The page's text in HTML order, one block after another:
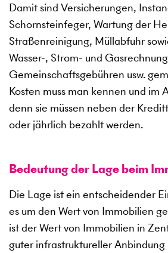
Damit sind Versicherungen,
Schornsteinfeger, Wartung der
Straßenreinigung, Müllabfuhr
Wasser-, Strom- und
Gemeinschaftsgebühren usw.
Kosten muss man kennen und im
denn sie müssen neben der
oder jährlich bezahlt werden.
Bedeutung der Lage beim
Die Lage ist ein entscheidender
es um den Wert von Immobilien
ist der Wert von Immobilien in
guter infrastruktureller Anbindung